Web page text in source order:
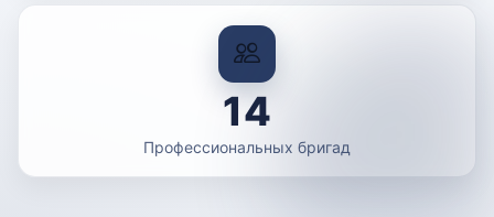
14
Профессиональных бригад